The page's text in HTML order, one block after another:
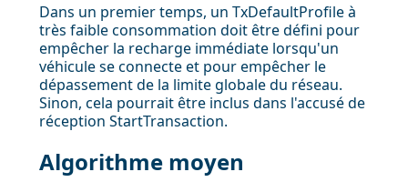
Dans un premier temps, un TxDefaultProfile à
très faible consommation doit être défini pour
empêcher la recharge immédiate lorsqu'un
véhicule se connecte et pour empêcher le
dépassement de la limite globale du réseau.
Sinon, cela pourrait être inclus dans l'accusé de
réception StartTransaction.
Algorithme moyen